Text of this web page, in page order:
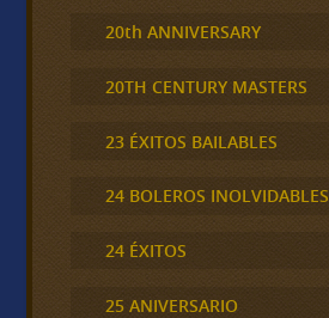
20th ANNIVERSARY
20TH CENTURY MASTERS
23 ÉXITOS BAILABLES
24 BOLEROS INOLVIDABLES
24 ÉXITOS
25 ANIVERSARIO